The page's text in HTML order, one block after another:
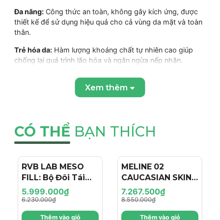
Đa năng: Công thức an toàn, không gây kích ứng, được
thiết kế để sử dụng hiệu quả cho cả vùng da mặt và toàn
thân.
Trẻ hóa da: Hàm lượng khoáng chất tự nhiên cao giúp
chống lại quá trình lão hóa và ngăn ngừa nếp nhăn.
THÀNH PHẦN VÀ CÔNG DỤNG CỦA MD Dermatics Pure
THÀNH PHẦN CHÍNH
Rumex Occidentalis:
Hoạt chất làm sáng da tự nhiên,
Đất sét Bentonite & Montmorillonite:Đất sét núi lửa giúp
hấp thụ tạp chất, tẩy tế bào chết và làm mịn bề mặt da.
Các khoáng chất tự nhiên:
Cung cấp dưỡng chất thiết
yếu để trẻ hóa và tăng cường sức khỏe làn da.
Xem thêm
CÓ THỂ BẠN THÍCH
- 4%
RVB LAB MESO
FILL: Bộ Đôi Tái
Tạo & Nâng Cơ
Chuyên Sâu - Hiệu
Ứng "Filler + Botox
5.999.000₫
6.230.000₫
Thêm vào giỏ
MELINE 02
CAUCASIAN SKIN
DAY/NIGHT / BỘ
ĐÔI TRỊ NÁM
NGÀY/ĐÊM, SÁNG
7.267.500₫
8.550.000₫
Thêm vào giỏ